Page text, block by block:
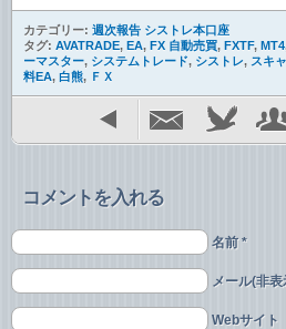
カテゴリー: 週次報告 シストレ本口座
タグ: AVATRADE, EA, FX 自動売買, FXTF, MT4
ーマスター, システムトレード, シストレ, スキ
料EA, 白熊, ＦＸ
コメントを入れる
名前 *
メール(非
Webサイト